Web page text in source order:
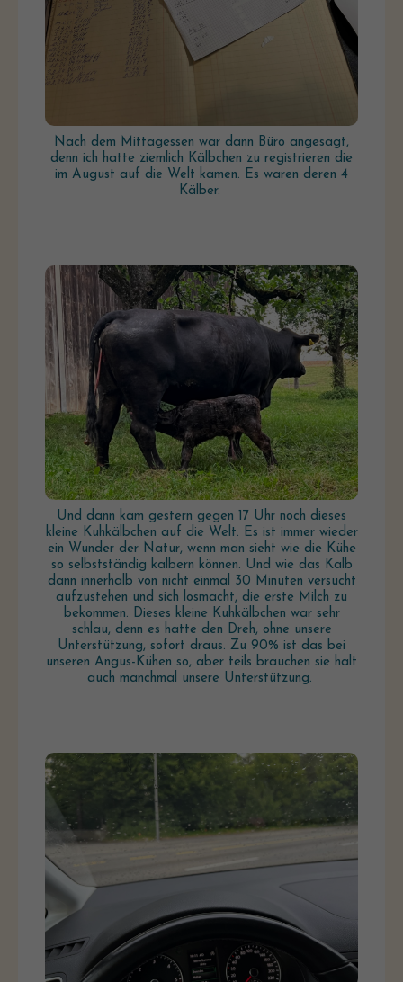
Nach dem Mittagessen war dann Büro angesagt,
denn ich hatte ziemlich Kälbchen zu registrieren die
im August auf die Welt kamen. Es waren deren 4
Kälber.
Und dann kam gestern gegen 17 Uhr noch dieses
kleine Kuhkälbchen auf die Welt. Es ist immer wieder
ein Wunder der Natur, wenn man sieht wie die Kühe
so selbstständig kalbern können. Und wie das Kalb
dann innerhalb von nicht einmal 30 Minuten versucht
aufzustehen und sich losmacht, die erste Milch zu
bekommen. Dieses kleine Kuhkälbchen war sehr
schlau, denn es hatte den Dreh, ohne unsere
Unterstützung, sofort draus. Zu 90% ist das bei
unseren Angus-Kühen so, aber teils brauchen sie halt
auch manchmal unsere Unterstützung.